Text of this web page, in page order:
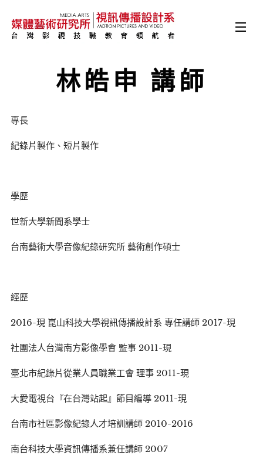
林皓申 講師
專長
紀錄片製作、短片製作
學歷
世新大學新聞系學士
台南藝術大學音像紀錄研究所 藝術創作碩士
經歷
2016-現 崑山科技大學視訊傳播設計系 專任講師 2017-現
社團法人台灣南方影像學會 監事 2011-現
臺北市紀錄片從業人員職業工會 理事 2011-現
大愛電視台『在台灣站起』節目編導 2011-現
台南市社區影像紀錄人才培訓講師 2010-2016
南台科技大學資訊傳播系兼任講師 2007